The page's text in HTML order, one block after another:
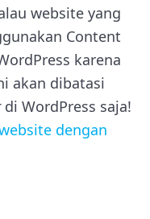
website yang
Content
karena
akan dibatasi
di WordPress saja!
dengan